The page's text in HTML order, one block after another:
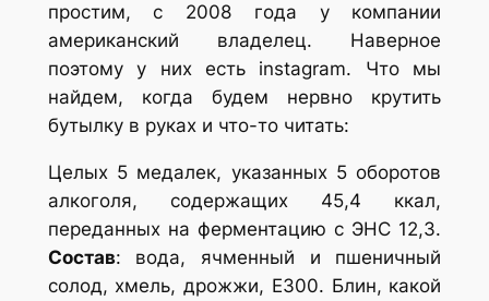
простим, с 2008 года у компании
американский владелец. Наверное
поэтому у них есть instagram. Что мы
найдем, когда будем нервно крутить
бутылку в руках и что-то читать:
Целых 5 медалек, указанных 5 оборотов
алкоголя, содержащих 45,4 ккал,
переданных на ферментацию с ЭНС 12,3.
Состав: вода, ячменный и пшеничный
солод, хмель, дрожжи, Е300. Блин, какой